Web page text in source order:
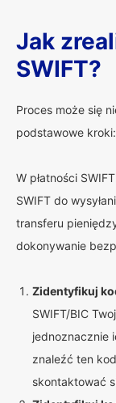
Jak
SWIFT?
Proces może się
podstawowe kroki:
W płatności
SWIFT do
transferu
dokonywanie
Zidentyfikuj
SWIFT/BIC
jednoznacznie
znaleźć ten
skontaktować